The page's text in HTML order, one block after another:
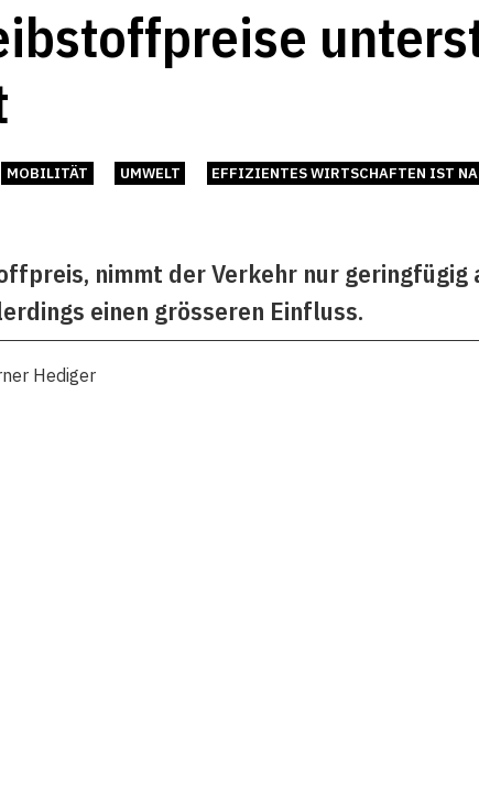
MOBILITÄT UMWELT EFFIZIENTES WIRTSCHAFTEN IST
nimmt der Verkehr nur geringfügig
einen grösseren Einfluss.
Hediger